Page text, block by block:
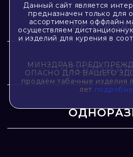
Данный сайт является
предназначен только для
ассортиментом оффлайн
осуществляем
и изделий для курения в
МИНЗДРАВ
ОПАСНО ДЛЯ ВАШЕГО
продаём табачные изделия
лет